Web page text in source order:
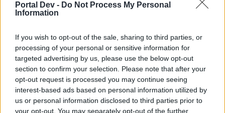
Portal Dev - Do Not Process My Personal
Information
If you wish to opt-out of the sale, sharing to third parties, or
processing of your personal or sensitive information for
targeted advertising by us, please use the below opt-out
section to confirm your selection. Please note that after your
opt-out request is processed you may continue seeing
interest-based ads based on personal information utilized by
us or personal information disclosed to third parties prior to
your opt-out. You may separately opt-out of the further
Möglichkeit an Fragmente zu kommen.
maju01 undHagonir1gefällt dies.
Cherymoia
Laufenlerner
Kostet der Boss dann auch keine inf-frags mehr wenn man